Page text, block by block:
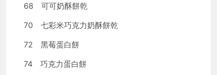
68 可可奶酥餅乾
70 七彩米巧克力奶酥餅乾
72 黑莓蛋白餅
74 巧克力蛋白餅